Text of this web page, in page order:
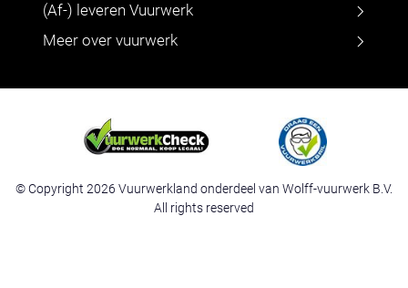
(Af-) leveren Vuurwerk
Meer over vuurwerk
© Copyright 2026 Vuurwerkland onderdeel van Wolff-vuurwerk B.V.
All rights reserved